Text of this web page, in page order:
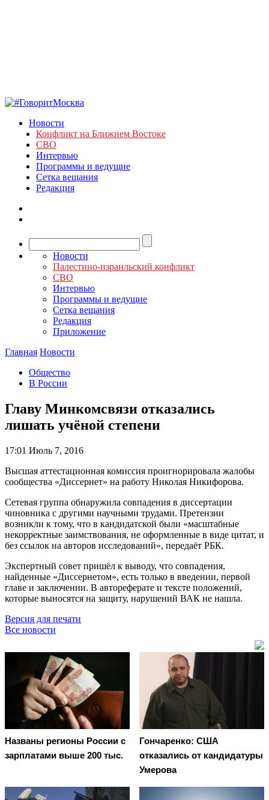
Новости
Конфликт на Ближнем Востоке
СВО
Интервью
Программы и ведущие
Сетка вещания
Редакция
Новости
Палестино-израильский конфликт
СВО
Интервью
Программы и ведущие
Сетка вещания
Редакция
Приложение
Главная Новости
Общество
В России
Главу Минкомсвязи отказались
лишать учёной степени
17:01 Июль 7, 2016
Высшая аттестационная комиссия проигнорировала жалобы
сообщества «Диссернет» на работу Николая Никифорова.
Сетевая группа обнаружила совпадения в диссертации
чиновника с другими научными трудами. Претензии
возникли к тому, что в кандидатской были «масштабные
некорректные заимствования, не оформленные в виде цитат, и
без ссылок на авторов исследований», передаёт РБК.
Экспертный совет пришёл к выводу, что совпадения,
найденные «Диссернетом», есть только в введении, первой
главе и заключении. В автореферате и тексте положений,
которые выносятся на защиту, нарушений ВАК не нашла.
Версия для печати
Все новости
Названы регионы России с
зарплатами выше 200 тыс.
Гончаренко: США
отказались от кандидатуры
Умерова